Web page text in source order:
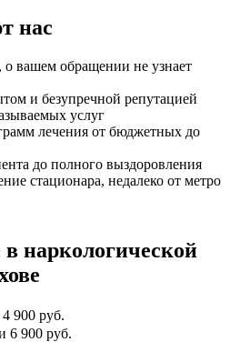
нас
вашем обращении не узнает
и безупречной репутацией
услуг
лечения от бюджетных до
до полного выздоровления
стационара, недалеко от метро
в наркологической
4 900 руб.
6 900 руб.